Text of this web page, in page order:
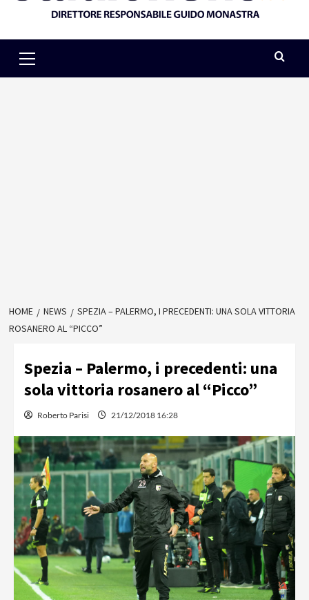
Menu
HOME NEWS
SPEZIA – PALERMO, I PRECEDENTI: UNA SOLA VITTORIA
ROSANERO AL “PICCO”
Spezia – Palermo, i precedenti: una
sola vittoria rosanero al “Picco”
Roberto Parisi 21/12/2018 16:28